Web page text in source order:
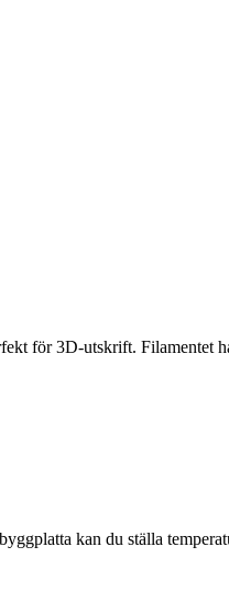
för 3D-utskrift.
kan du ställa